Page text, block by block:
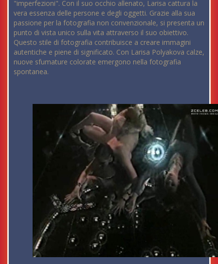
"imperfezioni". Con il suo occhio allenato, Larisa cattura la
vera essenza delle persone e degli oggetti. Grazie alla sua
passione per la fotografia non convenzionale, si presenta un
punto di vista unico sulla vita attraverso il suo obiettivo.
Questo stile di fotografia contribuisce a creare immagini
autentiche e piene di significato. Con Larisa Polyakova calze,
nuove sfumature colorate emergono nella fotografia
spontanea.